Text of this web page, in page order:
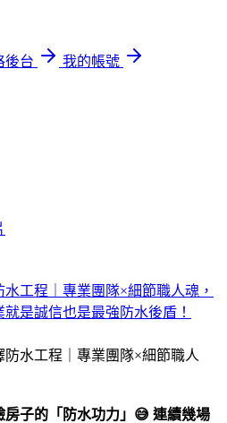
後台
我的帳號
工程｜專業團隊×細節職人魂，
是誠信也是最強防水後盾！
子的「防水功力」😅 連續幾場